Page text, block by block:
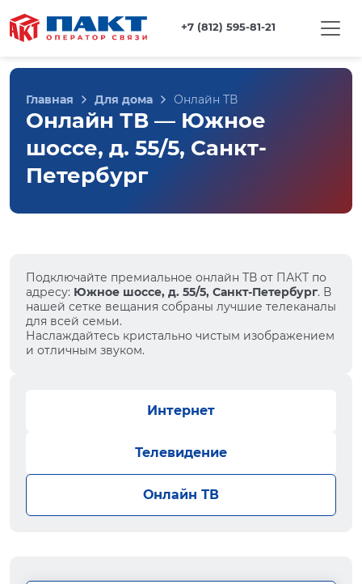
+7 (812) 595-81-21
Главная Для дома Онлайн ТВ
Онлайн ТВ — Южное
шоссе, д. 55/5, Санкт-
Петербург
Подключайте премиальное онлайн ТВ от ПАКТ по
адресу: Южное шоссе, д. 55/5, Санкт-Петербург. В
нашей сетке вещания собраны лучшие телеканалы
для всей семьи.
Наслаждайтесь кристально чистым изображением
и отличным звуком.
Интернет
Телевидение
Онлайн ТВ